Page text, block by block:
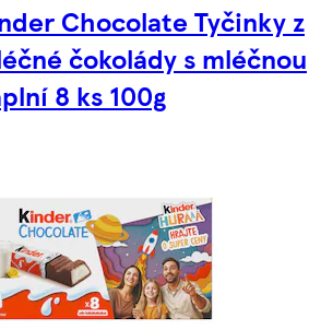
Chocolate Tyčinky z
čokolády s mléčnou
8 ks 100g